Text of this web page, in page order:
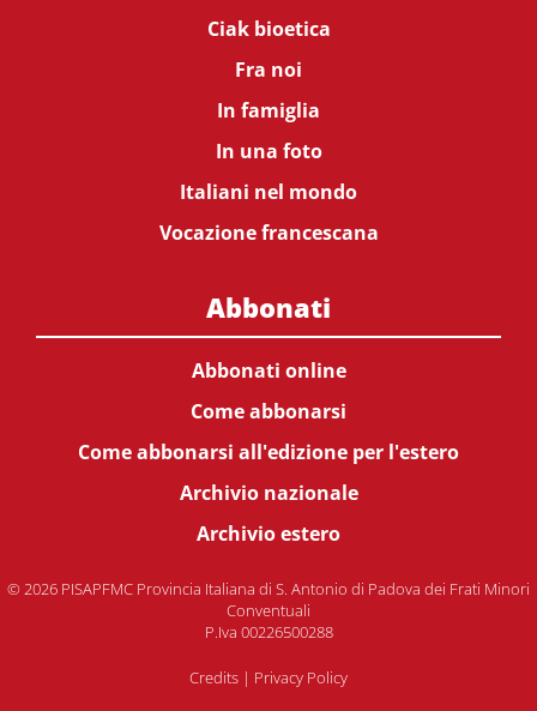
Ciak bioetica
Fra noi
In famiglia
In una foto
Italiani nel mondo
Vocazione francescana
Abbonati
Abbonati online
Come abbonarsi
Come abbonarsi all'edizione per l'estero
Archivio nazionale
Archivio estero
© 2026 PISAPFMC Provincia Italiana di S. Antonio di Padova dei Frati Minori
Conventuali
P.Iva 00226500288
Credits | Privacy Policy